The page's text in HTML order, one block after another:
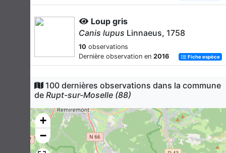
Loup gris
Canis lupus Linnaeus, 1758
10 observations
Dernière observation en 2016 Fiche espèce
Lièvre d'Europe
Lepus europaeus
10observations
Dernière observation en2011 Fiche espèce
Murin à moustaches
100 dernières observations dans la commune
de Rupt-sur-Moselle (88)
+
−